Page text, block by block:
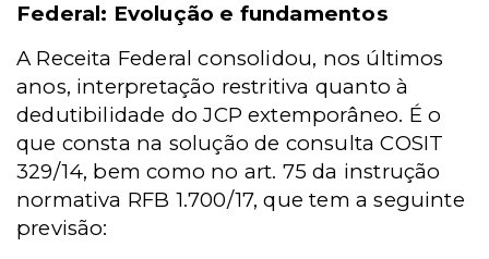
Federal: Evolução e fundamentos
A Receita Federal consolidou, nos últimos
anos, interpretação restritiva quanto à
dedutibilidade do JCP extemporâneo. É o
que consta na solução de consulta COSIT
329/14, bem como no art. 75 da instrução
normativa RFB 1.700/17, que tem a seguinte
previsão: